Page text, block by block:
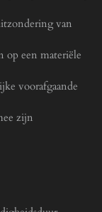
van
op een materiële
voorafgaande
zijn